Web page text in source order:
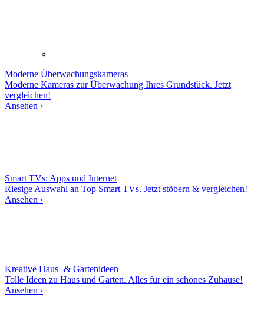
Moderne Überwachungskameras
Moderne Kameras zur Überwachung Ihres Grundstück. Jetzt
vergleichen!
Ansehen ›
Smart TVs: Apps und Internet
Riesige Auswahl an Top Smart TVs. Jetzt stöbern & vergleichen!
Ansehen ›
Kreative Haus -& Gartenideen
Tolle Ideen zu Haus und Garten. Alles für ein schönes Zuhause!
Ansehen ›